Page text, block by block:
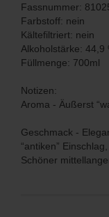
Fassnummer:
Farbstoff: nein
Kältefiltriert: nein
Alkoholstärke: 44,9
Füllmenge: 700ml
Notizen:
Aroma - Äußerst
Geschmack -
“antiken”
Schöner